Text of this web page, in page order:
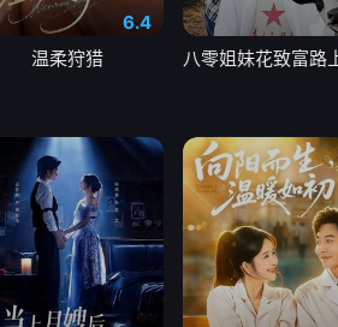
6.4
温柔狩猎